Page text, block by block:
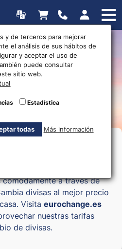
cambio de
online en Lleida,
a través de
divisas al mejor precio
Visita eurochange.es
nuestras tarifas
de divisas.
y de terceros para mejorar
el análisis de sus hábitos de
y aceptar el uso de
puede consultar
sitio web.
Estadística
todas Más información